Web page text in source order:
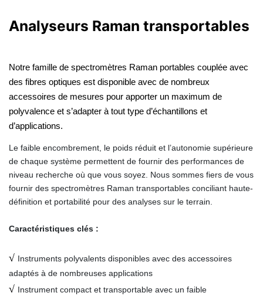
Analyseurs Raman transportables
Notre famille de spectromètres Raman portables couplée avec
des fibres optiques est disponible avec de nombreux
accessoires de mesures pour apporter un maximum de
polyvalence et s’adapter à tout type d’échantillons et
d’applications.
Le faible encombrement, le poids réduit et l’autonomie supérieure
de chaque système permettent de fournir des performances de
niveau recherche où que vous soyez. Nous sommes fiers de vous
fournir des spectromètres Raman transportables conciliant haute-
définition et portabilité pour des analyses sur le terrain.
Caractéristiques clés :
√ Instruments polyvalents disponibles avec des accessoires
adaptés à de nombreuses applications
√ Instrument compact et transportable avec un faible